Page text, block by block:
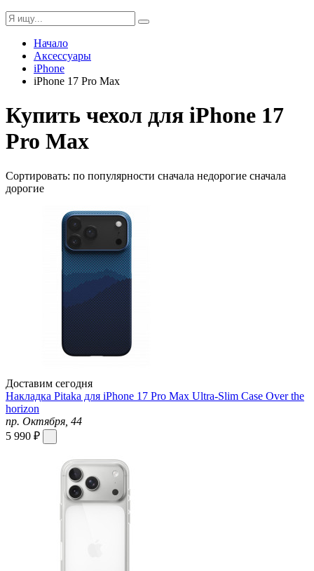
Начало
Аксессуары
iPhone
iPhone 17 Pro Max
Купить чехол для iPhone 17
Pro Max
Сортировать: по популярности сначала недорогие сначала
дорогие
Доставим сегодня
Накладка Pitaka для iPhone 17 Pro Max Ultra-Slim Case Over the
horizon
пр. Октября, 44
5 990 ₽